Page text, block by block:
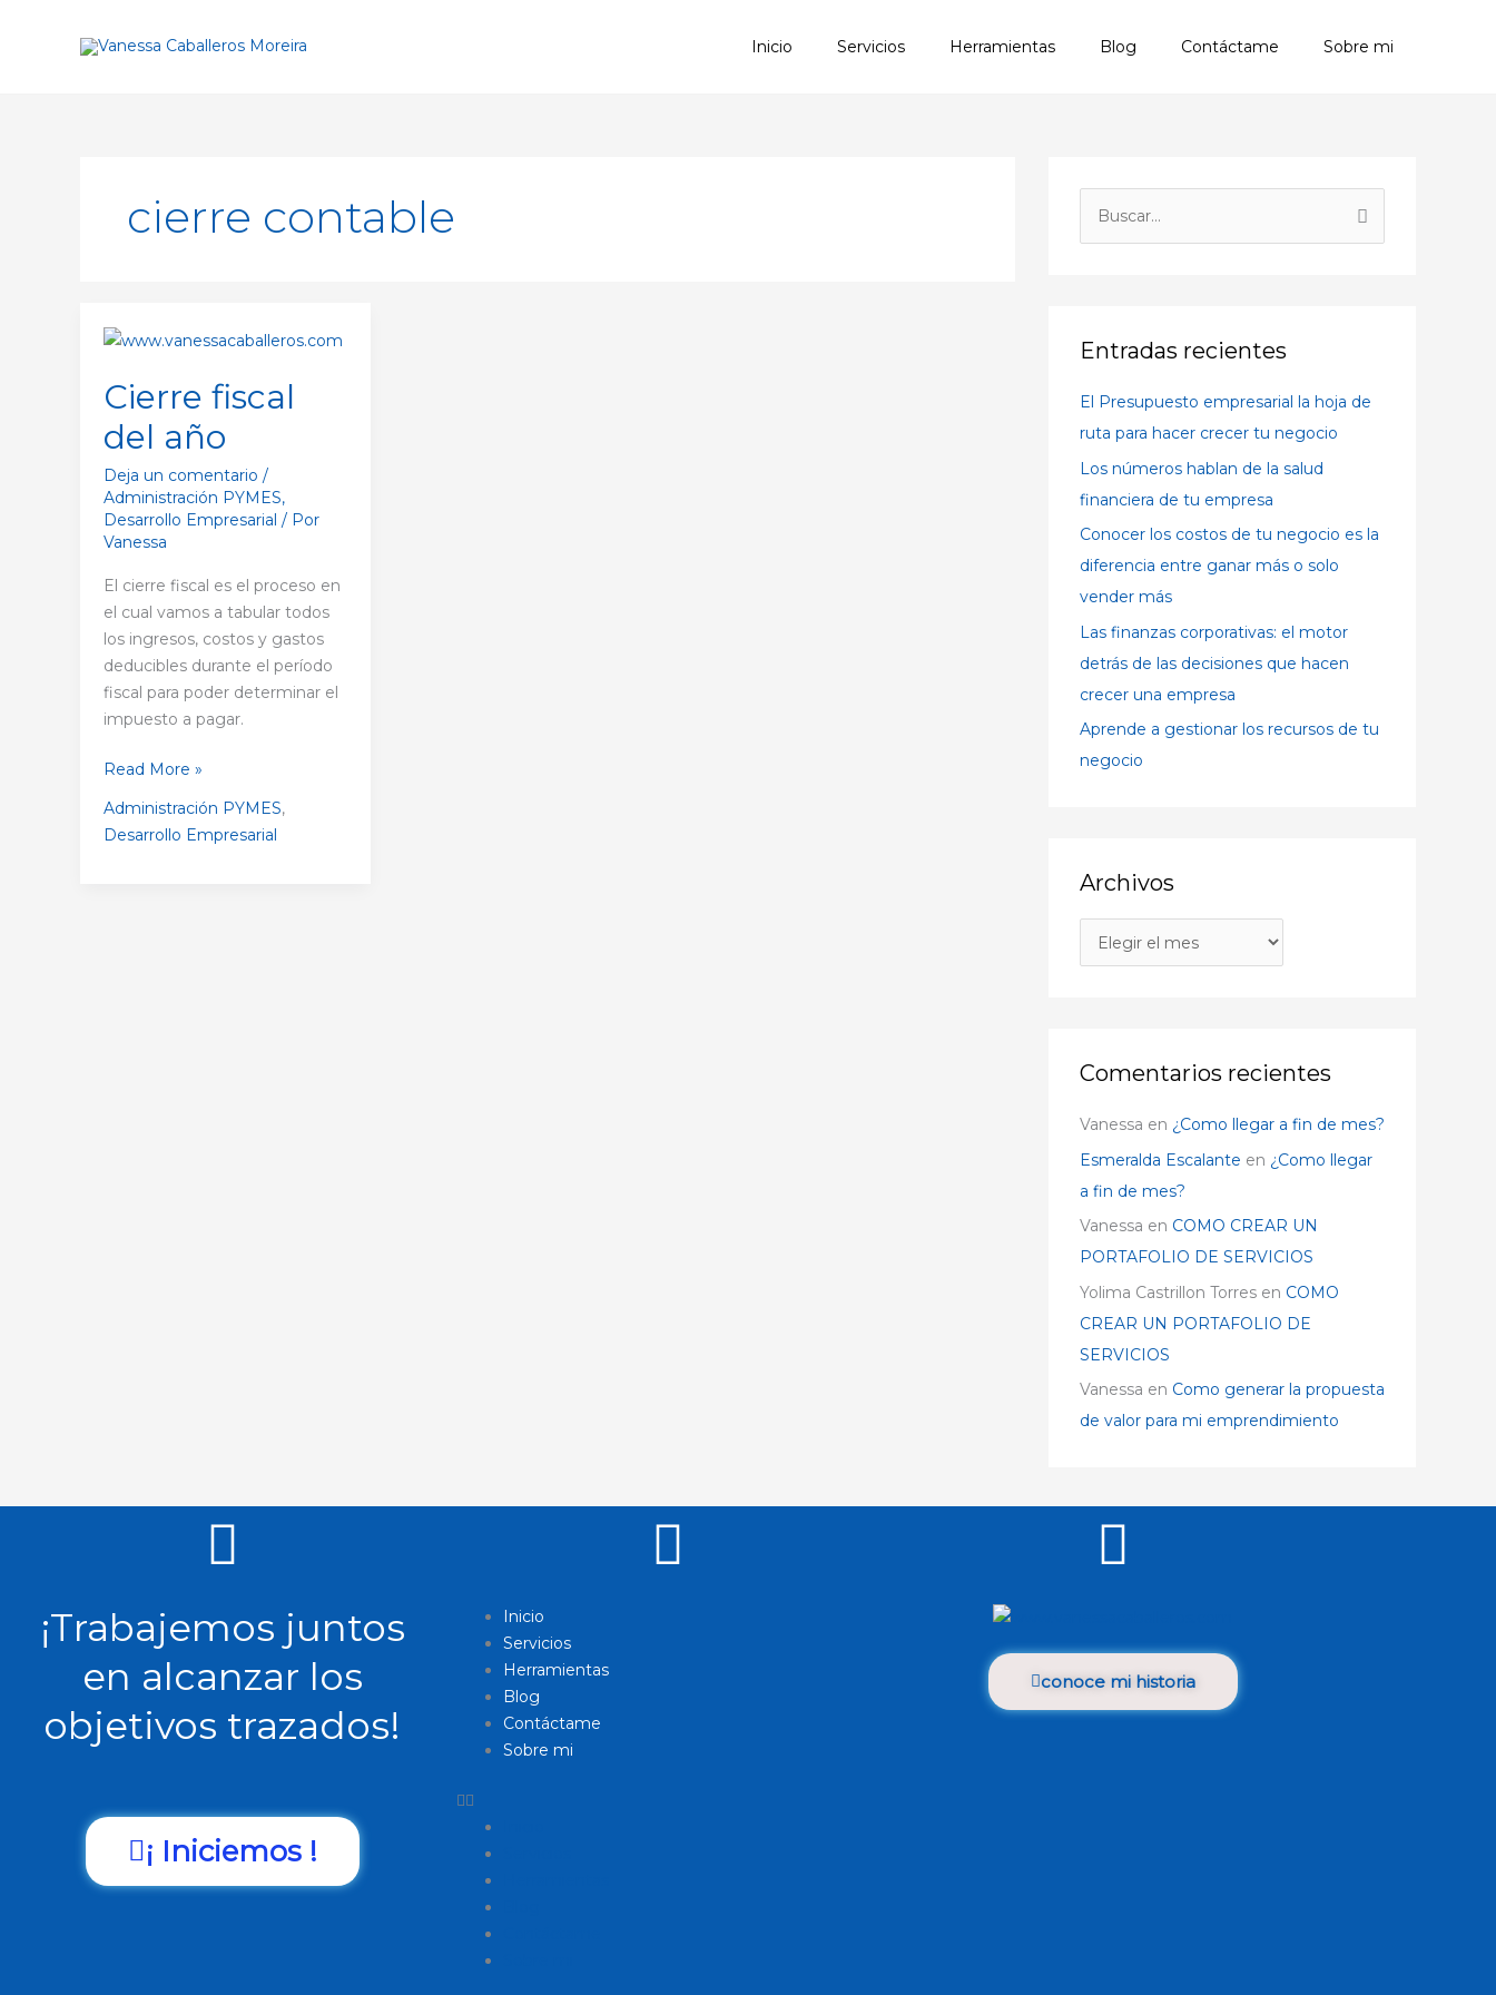
Inicio Servicios Herramientas Blog Contáctame Sobre mi
cierre contable
Cierre fiscal
del año
Deja un comentario /
Administración PYMES,
Desarrollo Empresarial / Por
Vanessa
El cierre fiscal es el proceso en
el cual vamos a tabular todos
los ingresos, costos y gastos
deducibles durante el período
fiscal para poder determinar el
impuesto a pagar.
Cierre
del
Read More »
Administración PYMES,
Desarrollo Empresarial
a
p
o
r
:
Entradas recientes
El Presupuesto empresarial la hoja de
ruta para hacer crecer tu negocio
Los números hablan de la salud
financiera de tu empresa
Conocer los costos de tu negocio es la
diferencia entre ganar más o solo
vender más
Las finanzas corporativas: el motor
detrás de las decisiones que hacen
crecer una empresa
Aprende a gestionar los recursos de tu
negocio
Archivos
o
Comentarios recientes
Vanessa en ¿Como llegar a fin de mes?
Esmeralda Escalante en ¿Como llegar
a fin de mes?
Vanessa en COMO CREAR UN
PORTAFOLIO DE SERVICIOS
Yolima Castrillon Torres en COMO
CREAR UN PORTAFOLIO DE
SERVICIOS
Vanessa en Como generar la propuesta
de valor para mi emprendimiento
¡Trabajemos juntos
en alcanzar los
objetivos trazados!
¡ Iniciemos !
Inicio
Servicios
Herramientas
Blog
Contáctame
Sobre mi
conoce mi historia